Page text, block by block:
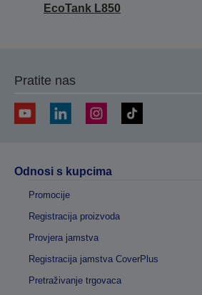
EcoTank L850
Pratite nas
Odnosi s kupcima
Promocije
Registracija proizvoda
Provjera jamstva
Registracija jamstva CoverPlus
Pretraživanje trgovaca